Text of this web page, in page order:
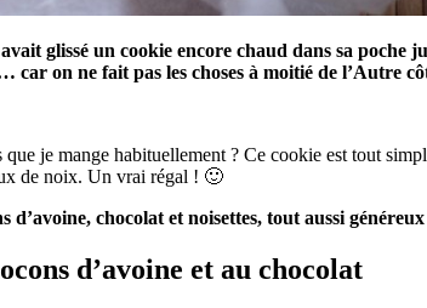
glissé un cookie encore chaud dans sa
on ne fait pas les choses à moitié de l’Autre
que je mange habituellement ? Ce cookie est tout
de noix. Un vrai régal ! 🙂
d’avoine, chocolat et noisettes, tout aussi
d’avoine et au chocolat